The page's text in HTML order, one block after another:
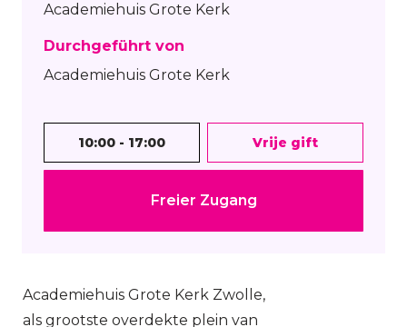
Academiehuis Grote Kerk
Durchgeführt von
Academiehuis Grote Kerk
10:00 - 17:00 Vrije gift
Freier Zugang
Academiehuis Grote Kerk Zwolle,
als grootste overdekte plein van